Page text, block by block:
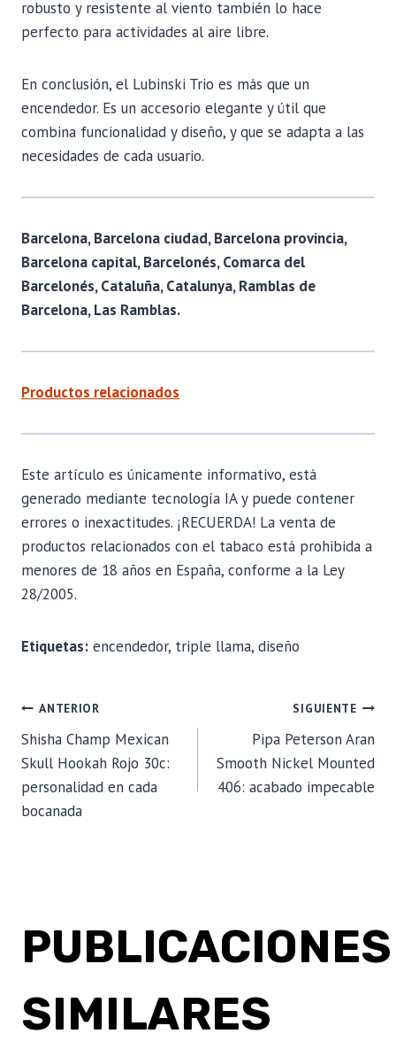
robusto y resistente al viento también lo hace
perfecto para actividades al aire libre.
En conclusión, el Lubinski Trio es más que un
encendedor. Es un accesorio elegante y útil que
combina funcionalidad y diseño, y que se adapta a las
necesidades de cada usuario.
Barcelona, Barcelona ciudad, Barcelona provincia,
Barcelona capital, Barcelonés, Comarca del
Barcelonés, Cataluña, Catalunya, Ramblas de
Barcelona, Las Ramblas.
Productos relacionados
Este artículo es únicamente informativo, está
generado mediante tecnología IA y puede contener
errores o inexactitudes. ¡RECUERDA! La venta de
productos relacionados con el tabaco está prohibida a
menores de 18 años en España, conforme a la Ley
28/2005.
Etiquetas: encendedor, triple llama, diseño
NAVEGACIÓN
DE
ENTRADAS
ANTERIOR
Shisha Champ Mexican
Skull Hookah Rojo 30c:
personalidad en cada
bocanada
SIGUIENTE
Pipa Peterson Aran
Smooth Nickel Mounted
406: acabado impecable
PUBLICACIONES
SIMILARES